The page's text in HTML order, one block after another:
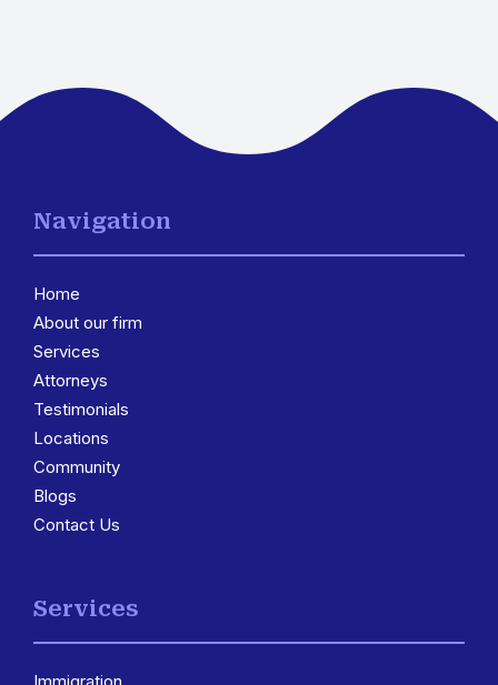
Navigation
Home
About our firm
Services
Attorneys
Testimonials
Locations
Community
Blogs
Contact Us
Services